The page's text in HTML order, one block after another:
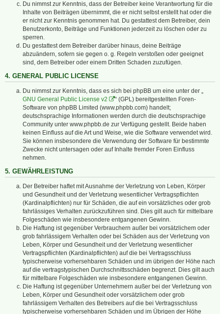
Du nimmst zur Kenntnis, dass der Betreiber keine Verantwortung für die
Inhalte von Beiträgen übernimmt, die er nicht selbst erstellt hat oder die
er nicht zur Kenntnis genommen hat. Du gestattest dem Betreiber, dein
Benutzerkonto, Beiträge und Funktionen jederzeit zu löschen oder zu
sperren.
Du gestattest dem Betreiber darüber hinaus, deine Beiträge
abzuändern, sofern sie gegen o. g. Regeln verstoßen oder geeignet
sind, dem Betreiber oder einem Dritten Schaden zuzufügen.
4. GENERAL PUBLIC LICENSE
Du nimmst zur Kenntnis, dass es sich bei phpBB um eine unter der „
GNU General Public License v2
“ (GPL) bereitgestellten Foren-
Software von phpBB Limited (www.phpbb.com) handelt;
deutschsprachige Informationen werden durch die deutschsprachige
Community unter www.phpbb.de zur Verfügung gestellt. Beide haben
keinen Einfluss auf die Art und Weise, wie die Software verwendet wird.
Sie können insbesondere die Verwendung der Software für bestimmte
Zwecke nicht untersagen oder auf Inhalte fremder Foren Einfluss
nehmen.
5. GEWÄHRLEISTUNG
Der Betreiber haftet mit Ausnahme der Verletzung von Leben, Körper
und Gesundheit und der Verletzung wesentlicher Vertragspflichten
(Kardinalpflichten) nur für Schäden, die auf ein vorsätzliches oder grob
fahrlässiges Verhalten zurückzuführen sind. Dies gilt auch für mittelbare
Folgeschäden wie insbesondere entgangenen Gewinn.
Die Haftung ist gegenüber Verbrauchern außer bei vorsätzlichem oder
grob fahrlässigem Verhalten oder bei Schäden aus der Verletzung von
Leben, Körper und Gesundheit und der Verletzung wesentlicher
Vertragspflichten (Kardinalpflichten) auf die bei Vertragsschluss
typischerweise vorhersehbaren Schäden und im übrigen der Höhe nach
auf die vertragstypischen Durchschnittsschäden begrenzt. Dies gilt auch
für mittelbare Folgeschäden wie insbesondere entgangenen Gewinn.
Die Haftung ist gegenüber Unternehmern außer bei der Verletzung von
Leben, Körper und Gesundheit oder vorsätzlichem oder grob
fahrlässigem Verhalten des Betreibers auf die bei Vertragsschluss
typischerweise vorhersehbaren Schäden und im Übrigen der Höhe